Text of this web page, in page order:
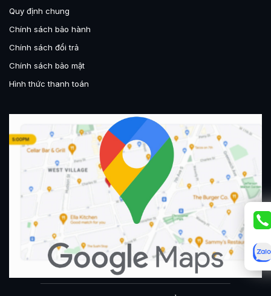
Quy định chung
Chính sách bảo hành
Chính sách đổi trả
Chính sách bảo mật
Hình thức thanh toán